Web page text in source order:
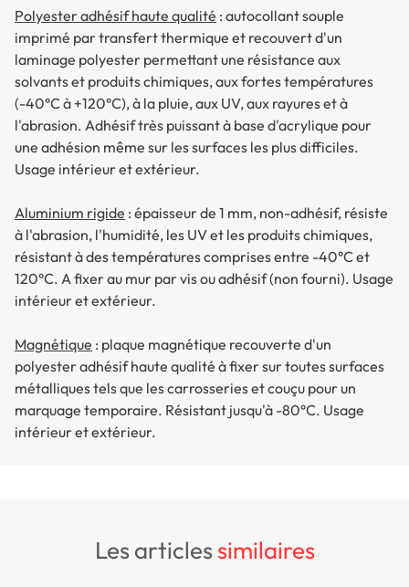
Polyester adhésif haute qualité : autocollant souple
imprimé par transfert thermique et recouvert d'un
laminage polyester permettant une résistance aux
solvants et produits chimiques, aux fortes températures
(-40°C à +120°C), à la pluie, aux UV, aux rayures et à
l'abrasion. Adhésif très puissant à base d'acrylique pour
une adhésion même sur les surfaces les plus difficiles.
Usage intérieur et extérieur.
Aluminium rigide : épaisseur de 1 mm, non-adhésif, résiste
à l'abrasion, l'humidité, les UV et les produits chimiques,
résistant à des températures comprises entre -40°C et
120°C. A fixer au mur par vis ou adhésif (non fourni). Usage
intérieur et extérieur.
Magnétique : plaque magnétique recouverte d'un
polyester adhésif haute qualité à fixer sur toutes surfaces
métalliques tels que les carrosseries et couçu pour un
marquage temporaire. Résistant jusqu'à -80°C. Usage
intérieur et extérieur.
les articlessimilaires